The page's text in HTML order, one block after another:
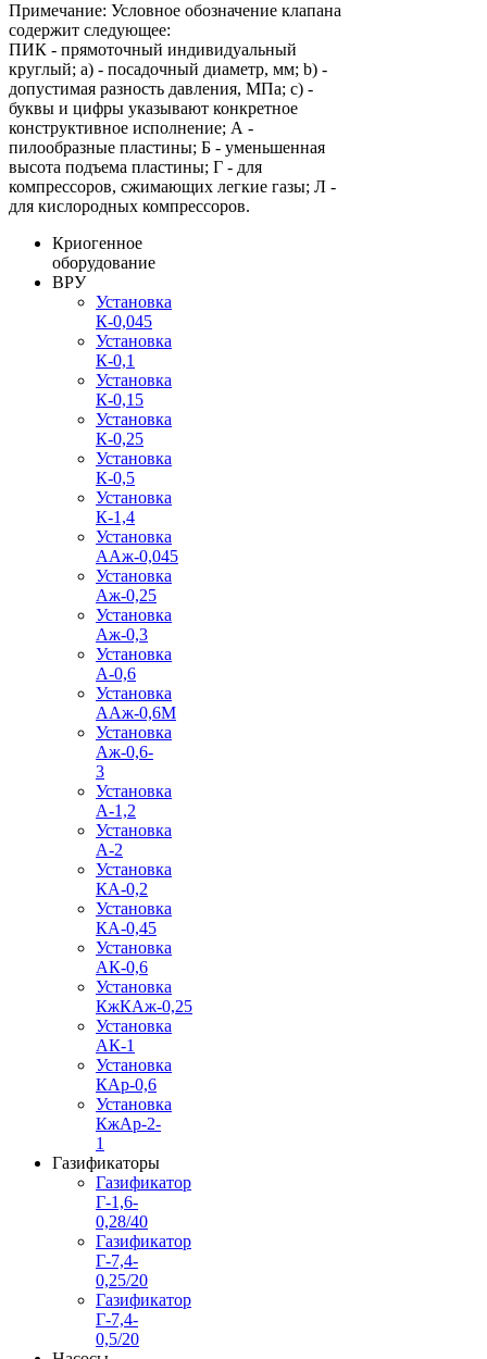
Примечание: Условное обозначение клапана
содержит следующее:
ПИК - прямоточный индивидуальный
круглый; a) - посадочный диаметр, мм; b) -
допустимая разность давления, МПа; c) -
буквы и цифры указывают конкретное
конструктивное исполнение; А -
пилообразные пластины; Б - уменьшенная
высота подъема пластины; Г - для
компрессоров, сжимающих легкие газы; Л -
для кислородных компрессоров.
Криогенное
оборудование
ВРУ
Установка
К-0,045
Установка
К-0,1
Установка
К-0,15
Установка
К-0,25
Установка
К-0,5
Установка
К-1,4
Установка
ААж-0,045
Установка
Аж-0,25
Установка
Аж-0,3
Установка
А-0,6
Установка
ААж-0,6М
Установка
Аж-0,6-
3
Установка
А-1,2
Установка
А-2
Установка
КА-0,2
Установка
КА-0,45
Установка
АК-0,6
Установка
КжКАж-0,25
Установка
АК-1
Установка
КАр-0,6
Установка
КжАр-2-
1
Газификаторы
Газификатор
Г-1,6-
0,28/40
Газификатор
Г-7,4-
0,25/20
Газификатор
Г-7,4-
0,5/20